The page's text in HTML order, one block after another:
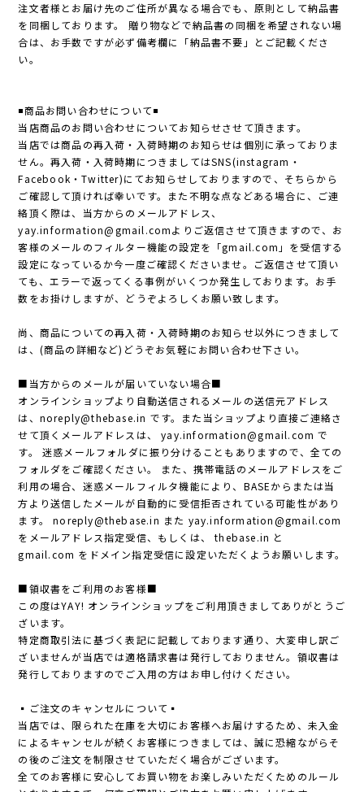
注文者様とお届け先のご住所が異なる場合でも、原則として納品書
を同梱しております。 贈り物などで納品書の同梱を希望されない場
合は、お手数ですが必ず備考欄に「納品書不要」とご記載くださ
い。
◾️商品お問い合わせについて◾️
当店商品のお問い合わせについてお知らせさせて頂きます。
当店では商品の再入荷・入荷時期のお知らせは個別に承っておりま
せん。再入荷・入荷時期につきましてはSNS(instagram・
Facebook・Twitter)にてお知らせしておりますので、そちらから
ご確認して頂ければ幸いです。また不明な点などある場合に、ご連
絡頂く際は、当方からのメールアドレス、
yay.information@gmail.comよりご返信させて頂きますので、お
客様のメールのフィルター機能の設定を「gmail.com」を受信する
設定になっているか今一度ご確認くださいませ。ご返信させて頂い
ても、エラーで返ってくる事例がいくつか発生しております。お手
数をお掛けしますが、どうぞよろしくお願い致します。
尚、商品についての再入荷・入荷時期のお知らせ以外につきまして
は、(商品の詳細など)どうぞお気軽にお問い合わせ下さい。
■当方からのメールが届いていない場合■
オンラインショップより自動送信されるメールの送信元アドレス
は、 noreply@thebase.in です。また当ショップより直接ご連絡さ
せて頂くメールアドレスは、yay.information@gmail.com で
す。 迷惑メールフォルダに振り分けることもありますので、全ての
フォルダをご確認ください。 また、携帯電話のメールアドレスをご
利用の場合、迷惑メールフィルタ機能により、BASEからまたは当
方より送信したメールが自動的に受信拒否されている可能性があり
ます。noreply@thebase.in また yay.information@gmail.com
をメールアドレス指定受信、もしくは、 thebase.in と
gmail.com をドメイン指定受信に設定いただくようお願いします。
■領収書をご利用のお客様■
この度はYAY! オンラインショップをご利用頂きましてありがとうご
ざいます。
特定商取引法に基づく表記に記載しております通り、大変申し訳ご
ざいませんが当店では適格請求書は発行しておりません。領収書は
発行しておりますのでご入用の方はお申し付けください。
▪️ご注文のキャンセルについて▪️
当店では、限られた在庫を大切にお客様へお届けするため、未入金
によるキャンセルが続くお客様につきましては、誠に恐縮ながらそ
の後のご注文を制限させていただく場合がございます。
全てのお客様に安心してお買い物をお楽しみいただくためのルール